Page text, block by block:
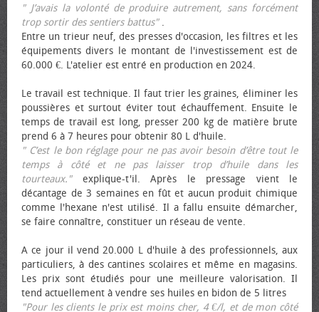
" J’avais la volonté de produire autrement, sans forcément
trop sortir des sentiers battus".
Entre un trieur neuf, des presses d'occasion, les filtres et les
équipements divers le montant de l'investissement est de
60.000 €. L'atelier est entré en production en 2024.
Le travail est technique. Il faut trier les graines, éliminer les
poussières et surtout éviter tout échauffement. Ensuite le
temps de travail est long, presser 200 kg de matière brute
prend 6 à 7 heures pour obtenir 80 L d'huile.
" C’est le bon réglage pour ne pas avoir besoin d’être tout le
temps à côté et ne pas laisser trop d’huile dans les
tourteaux."explique-t'il. Après le pressage vient le
décantage de 3 semaines en fût et aucun produit chimique
comme l'hexane n'est utilisé. Il a fallu ensuite démarcher,
se faire connaître, constituer un réseau de vente.
A ce jour il vend 20.000 L d'huile à des professionnels, aux
particuliers, à des cantines scolaires et même en magasins.
Les prix sont étudiés pour une meilleure valorisation. Il
tend actuellement à vendre ses huiles en bidon de 5 litres
"Pour les clients le prix est moins cher, 4 €/l, et de mon côté